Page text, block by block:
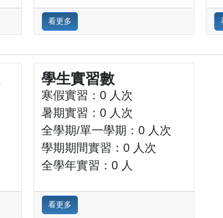
看更多
學生實習數
寒假實習：0 人次
暑期實習：0 人次
全學期/單一學期：0 人次
學期期間實習：0 人次
全學年實習：0 人
看更多